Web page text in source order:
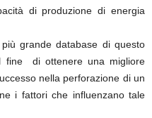
di produzione di energia
grande database di questo
fine di ottenere una migliore
nella perforazione di un
i fattori che influenzano tale